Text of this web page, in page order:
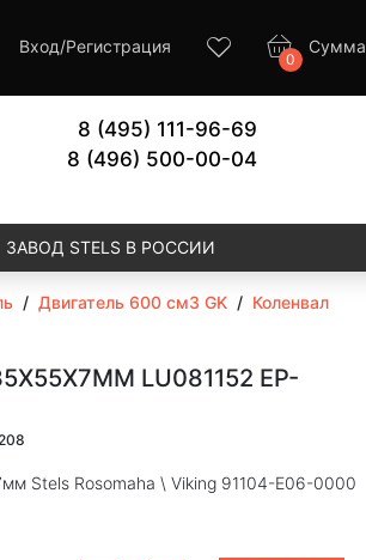
Вход/Регистрация
0
Сумма
8 (495) 111-96-69
8 (496) 500-00-04
ЗАВОД STELS В РОССИИ
/ Двигатель 600 см3 GK / Коленвал
LU081152 EP-
Stels Rosomaha \ Viking 91104-E06-0000